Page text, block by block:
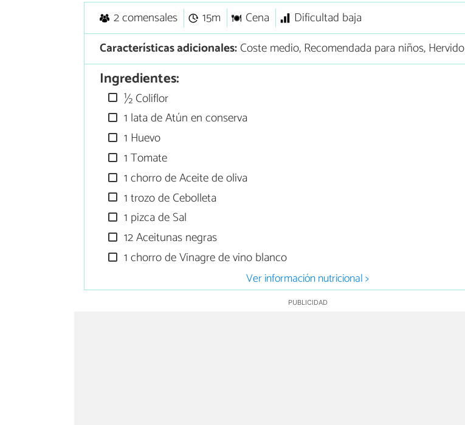
2 comensales 15m Cena
Dificultad baja
Características adicionales:Coste medio, Recomendada para niños, Hervido
Ingredientes:
½ Coliflor
1 lata de Atún en conserva
1 Huevo
1 Tomate
1 chorro de Aceite de oliva
1 trozo de Cebolleta
1 pizca de Sal
12 Aceitunas negras
1 chorro de Vinagre de vino blanco
Ver información nutricional >